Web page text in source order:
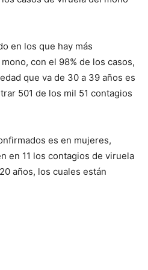
en los que hay más
con el 98% de los casos,
que va de 30 a 39 años es
501 de los mil 51 contagios
es en mujeres,
en 11 los contagios de viruela
años, los cuales están